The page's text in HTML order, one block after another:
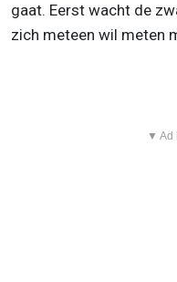
gaat. Eerst wacht de
zich meteen wil meten
▼ Ad